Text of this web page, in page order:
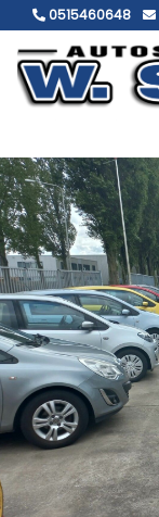
0515460648